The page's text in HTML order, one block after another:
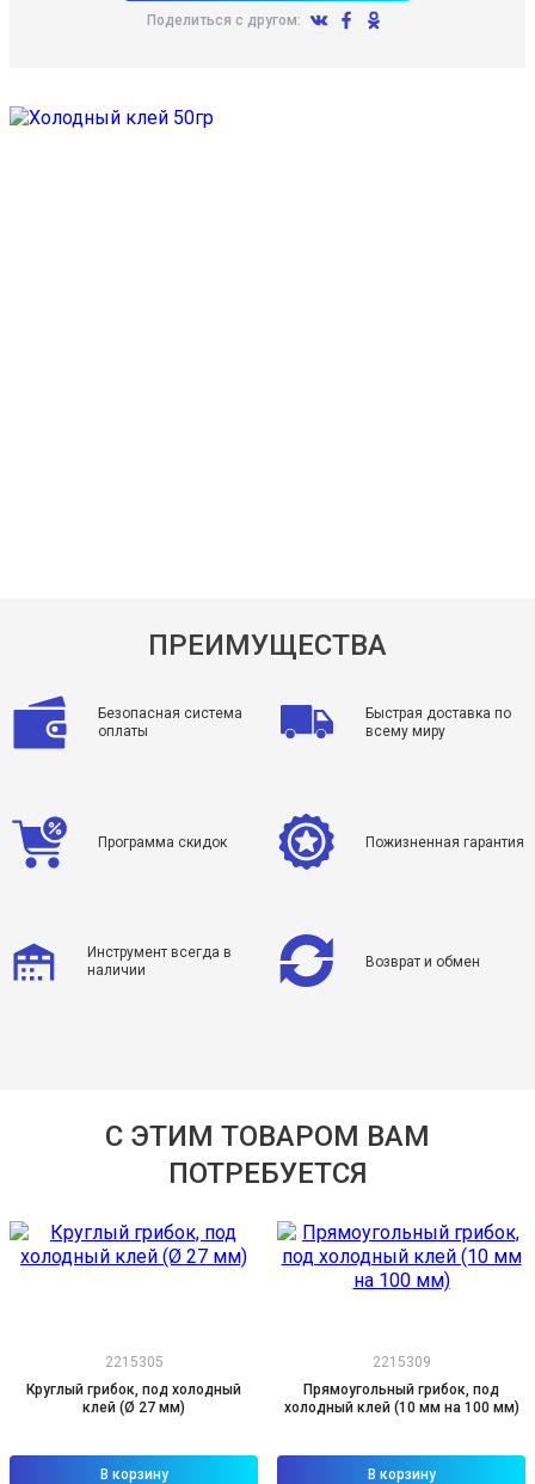
Поделиться с другом:
ПРЕИМУЩЕСТВА
Безопасная система
оплаты
Быстрая доставка по
всему миру
Программа скидок Пожизненная гарантия
Инструмент всегда в
наличии
Возврат и обмен
С ЭТИМ ТОВАРОМ ВАМ
ПОТРЕБУЕТСЯ
2215305
Круглый грибок, под холодный
клей (Ø 27 мм)
В корзину
2215309
Прямоугольный грибок, под
холодный клей (10 мм на 100 мм)
В корзину